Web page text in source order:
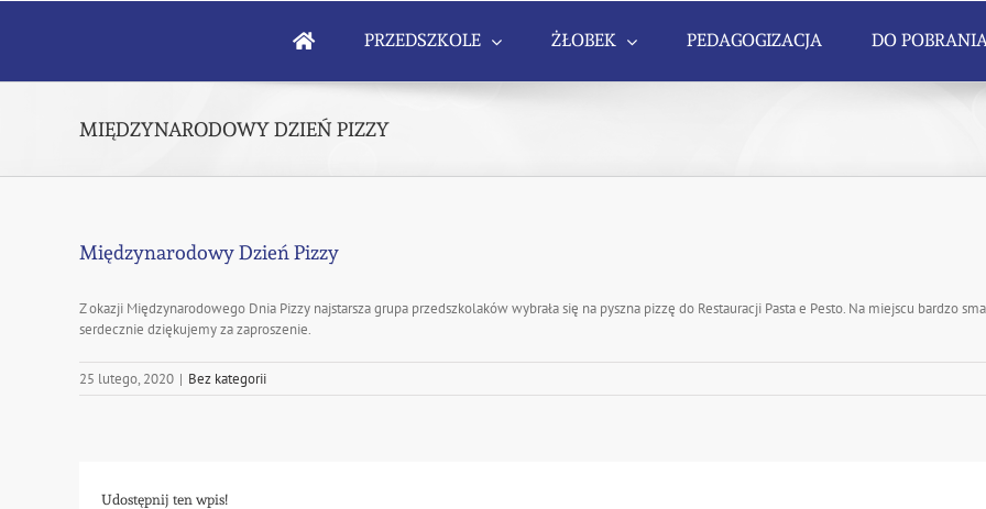
PRZEDSZKOLE ŻŁOBEK PEDAGOGIZACJA DO
MIĘDZYNARODOWY DZIEŃ PIZZY
Międzynarodowy Dzień Pizzy
Z okazji Międzynarodowego Dnia Pizzy najstarsza grupa przedszkolaków wybrała się na pyszna pizzę do Restauracji Pasta e Pesto. Na miejscu bardzo
serdecznie dziękujemy za zaproszenie.
25 lutego, 2020 | Bez kategorii
Udostępnij ten wpis!